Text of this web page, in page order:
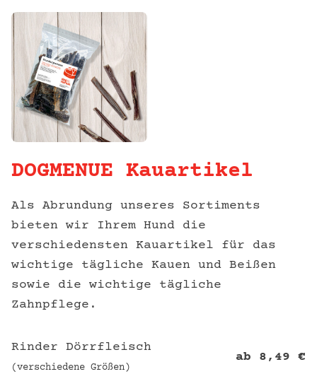
DOGMENUE Kauartikel
Als Abrundung unseres Sortiments
bieten wir Ihrem Hund die
verschiedensten Kauartikel für das
wichtige tägliche Kauen und Beißen
sowie die wichtige tägliche
Zahnpflege.
Rinder Dörrfleisch
(verschiedene Größen)
ab 8,49 €